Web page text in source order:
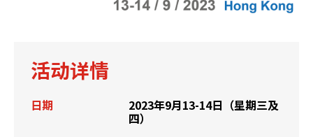
活动详情
日期 2023年9月13-14日（星期三及
四）